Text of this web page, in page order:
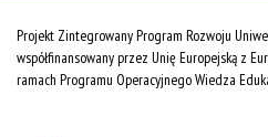
Projekt Zintegrowany Program Rozwoju
współfinansowany przez Unię Europejską z
ramach Programu Operacyjnego Wiedza